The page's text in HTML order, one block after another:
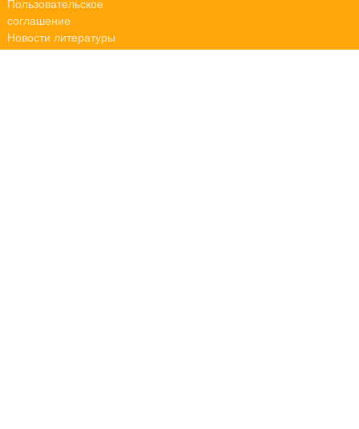
Пользовательское
соглашение
Новости литературы